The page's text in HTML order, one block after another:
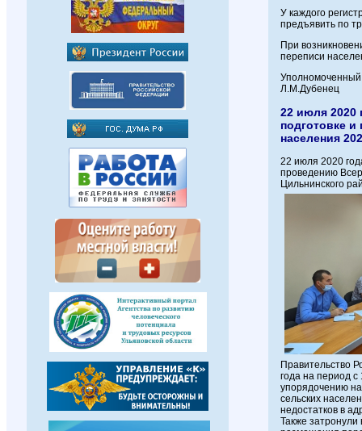
У каждого
предъявить по
При
переписи
Л.М.Дубенец
22 июля 2020
подготовке
населения
22 июля 2020
проведению
Цильнинского
Правительство
года на период
упорядочению
сельских
недостатков в
Также